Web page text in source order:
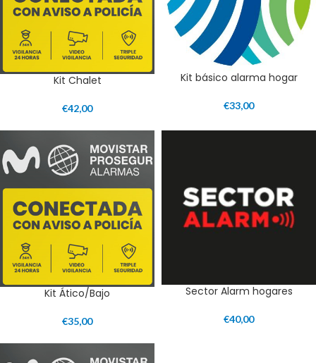
Kit Chalet
€42,00
Kit básico alarma hogar
€33,00
Kit Ático/Bajo
€35,00
Sector Alarm hogares
€40,00